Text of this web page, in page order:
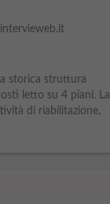
intervieweb.it
storica struttura
letto su 4 piani. La
di riabilitazione,